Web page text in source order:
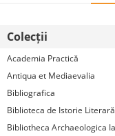
Colecții
Academia Practică
Antiqua et Mediaevalia
Bibliografica
Biblioteca de Istorie Literară
Bibliotheca Archaeologica